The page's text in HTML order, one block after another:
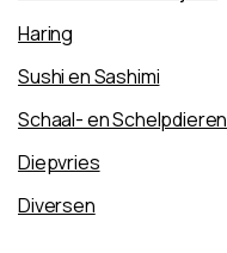
Haring
Sushi en Sashimi
Schaal- en Schelpdieren
Diepvries
Diversen